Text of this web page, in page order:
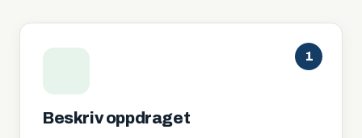
1
Beskriv oppdraget